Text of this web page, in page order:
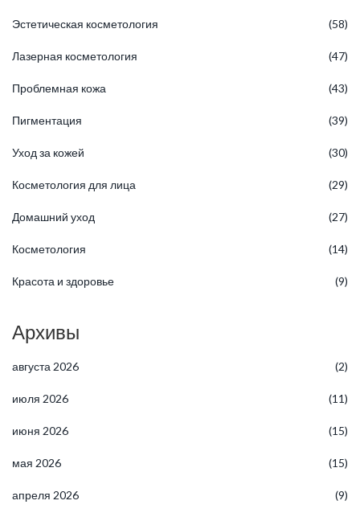
Эстетическая косметология (58)
Лазерная косметология (47)
Проблемная кожа (43)
Пигментация (39)
Уход за кожей (30)
Косметология для лица (29)
Домашний уход (27)
Косметология (14)
Красота и здоровье (9)
Архивы
августа 2026 (2)
июля 2026 (11)
июня 2026 (15)
мая 2026 (15)
апреля 2026 (9)